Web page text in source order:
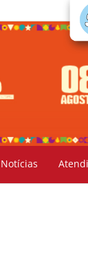
Notícias